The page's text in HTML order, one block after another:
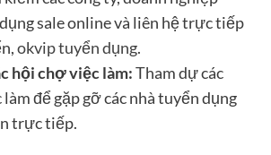
sale online và liên hệ trực tiếp
okvip tuyển dụng.
hội chợ việc làm:Tham dự các
để gặp gỡ các nhà tuyển dụng
trực tiếp.